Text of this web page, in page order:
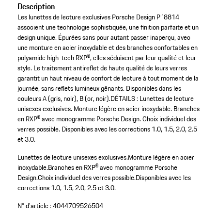
Description
Les lunettes de lecture exclusives Porsche Design P´8814
associent une technologie sophistiquée, une finition parfaite et un
design unique. Épurées sans pour autant passer inaperçu, avec
une monture en acier inoxydable et des branches confortables en
polyamide high-tech RXP®, elles séduisent par leur qualité et leur
style. Le traitement antireflet de haute qualité de leurs verres
garantit un haut niveau de confort de lecture à tout moment de la
journée, sans reflets lumineux gênants. Disponibles dans les
couleurs A (gris, noir), B (or, noir).DÉTAILS : Lunettes de lecture
unisexes exclusives. Monture légère en acier inoxydable. Branches
en RXP® avec monogramme Porsche Design. Choix individuel des
verres possible. Disponibles avec les corrections 1.0, 1.5, 2.0, 2.5
et 3.0.
Lunettes de lecture unisexes exclusives.Monture légère en acier
inoxydable.Branches en RXP® avec monogramme Porsche
Design.Choix individuel des verres possible.Disponibles avec les
corrections 1.0, 1.5, 2.0, 2.5 et 3.0.
N° d'article :4044709526504